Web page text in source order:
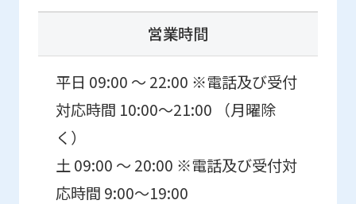
営業時間
平日 09:00 ～ 22:00 ※電話及び受付
対応時間 10:00〜21:00 （月曜除
く）
土 09:00 ～ 20:00 ※電話及び受付対
応時間 9:00〜19:00